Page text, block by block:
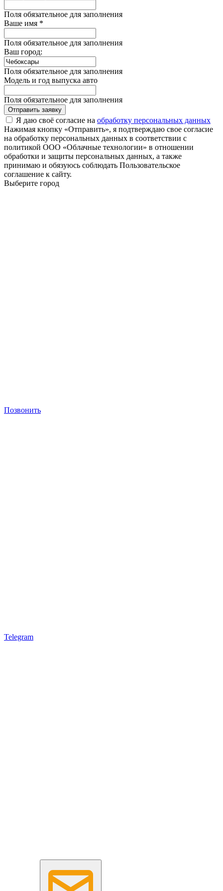
Поля обязательное для заполнения
Ваше имя *
Поля обязательное для заполнения
Ваш город:
Поля обязательное для заполнения
Модель и год выпуска авто
Поля обязательное для заполнения
Отправить заявку
Я даю своё согласие на обработку персональных данных
Нажимая кнопку «Отправить», я подтверждаю свое согласие
на обработку персональных данных в соответствии с
политикой ООО «Облачные технологии» в отношении
обработки и защиты персональных данных, а также
принимаю и обязуюсь соблюдать Пользовательское
соглашение к сайту.
Выберите город
Позвонить
Telegram